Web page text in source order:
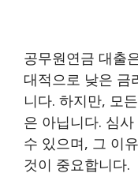
공무원연금 대출
대적으로 낮은 금
니다. 하지만, 모
은 아닙니다. 심
수 있으며, 그 이
것이 중요합니다.